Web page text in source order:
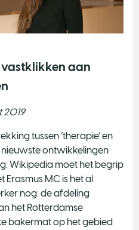
aan
2019
tussen ‘therapie’ en
nieuwste ontwikkelingen
Wikipedia moet het begrip
Erasmus MC is het al
nog: de afdeling
het Rotterdamse
bakermat op het gebied